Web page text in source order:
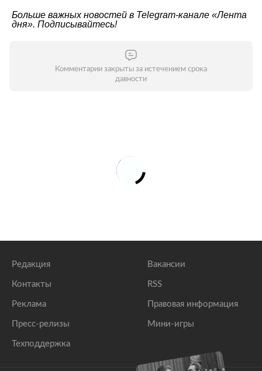
Больше важных новостей в Telegram-канале «Лента
дня». Подписывайтесь!
Комментарии закрыты за истечением срока
давности
Редакция
Контакты
Реклама
Пресс-релизы
Техподдержка
Вакансии
RSS
Правовая информация
Мини-игры